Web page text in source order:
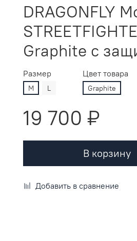
DRAGONFLY
Graphite с
Размер
M L
Цвет товара
Graphite
19 700 ₽
В корзину
Добавить в сравнение